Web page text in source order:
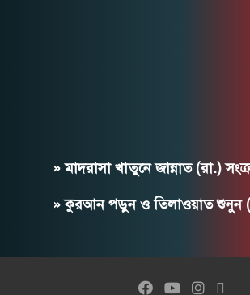
» মাদরাসা খাতুনে জান্নাত (রা.)
» কুরআন পড়ুন ও তিলাওয়াত শুনুন